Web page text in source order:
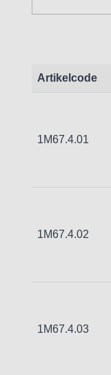
Artikelcode
1M67.4.01
1M67.4.02
1M67.4.03